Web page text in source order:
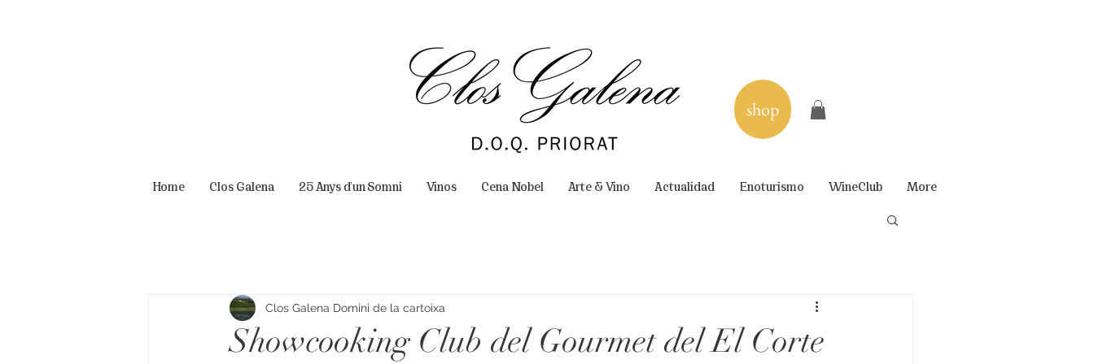
shop
Home Clos Galena 25 Anys d'un Somni Vinos Cena Nobel Arte & Vino Actualidad Enoturismo WineClub More
Showcooking Club del Gourmet del El Corte
Clos Galena Domini de la cartoixa